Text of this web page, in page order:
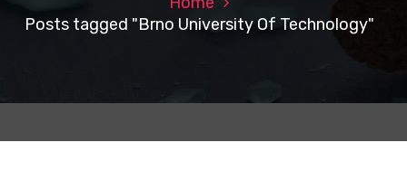
Posts tagged "Brno University Of Technology"